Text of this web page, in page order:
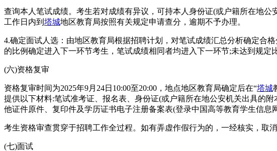
查询本人笔试成绩。考生若对成绩有异议，可持本人身份证(或户籍所在地
工作日内到 塔城地区教育局按照有关规定申请查分，逾期不予办理。
4.确定面试人选：由地区教育局根据招聘计划，对笔试成绩汇总分析确定合
的比例确定进入下一环节考生，笔试成绩相同者均进入下一环节;未达到规定
(六)资格复审
资格复审时间为2025年9月24日10:00至20:00，地点地区教育局确定后在“塔城
提供以下材料:笔试准考证、报名表、身份证(或户籍所在地公安机关出具的
他证件原件、复印件及学历证书电子注册备案表(登录中国高等教育学生信息
考生资格审查贯穿于招聘工作全过程。如有弄虚作假行为的，一经核实，取
(七)面试